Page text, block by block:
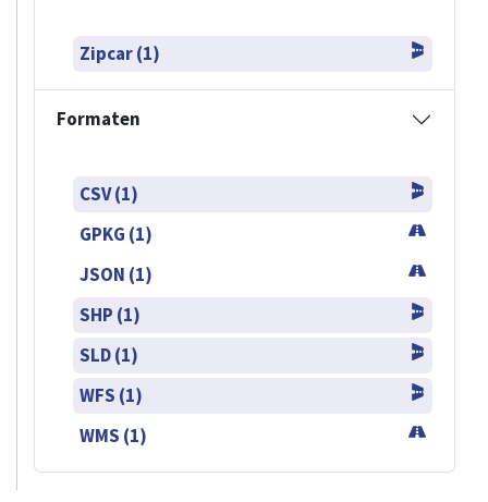
Zipcar (1)
Formaten
CSV (1)
GPKG (1)
JSON (1)
SHP (1)
SLD (1)
WFS (1)
WMS (1)